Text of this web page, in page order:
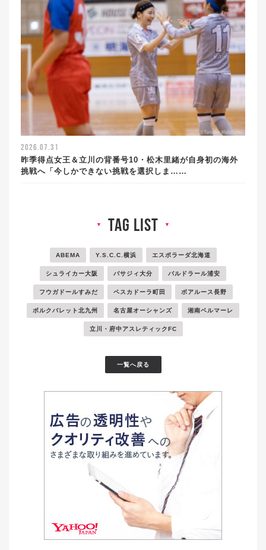
2026.07.31
昨季得点女王＆立川の背番号10・松木里緒が自身初の海外
挑戦へ「今しかできない挑戦を選択しま……
▼ tag list ▼
ABEMA Y.S.C.C.横浜 エスポラーダ北海道
シュライカー大阪 バサジィ大分 バルドラール浦安
フウガドールすみだ ペスカドーラ町田 ボアルース長野
ボルクバレット北九州 名古屋オーシャンズ 湘南ベルマーレ
立川・府中アスレティックFC
一覧へ戻る